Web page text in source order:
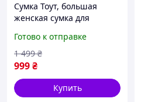
Сумка Тоут, большая
женская сумка для
повседневный пуховый
шоппер розового цвета
КОД 00-0974
Готово к отправке
999₴
1 499 ₴
Купить